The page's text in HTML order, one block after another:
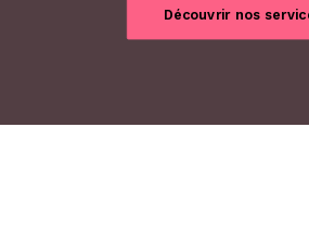
Découvrir nos